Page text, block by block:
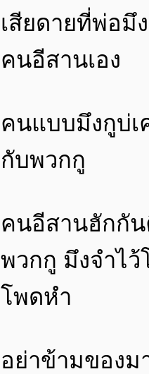
เสียดายที่พ่อมึ
คนอีสานเอง
คนแบบมึงกูบ่
กับพวกกู
คนอีสานฮักกั
พวกกู มึงจำไ
โพดหำ
อย่าข้ามของม